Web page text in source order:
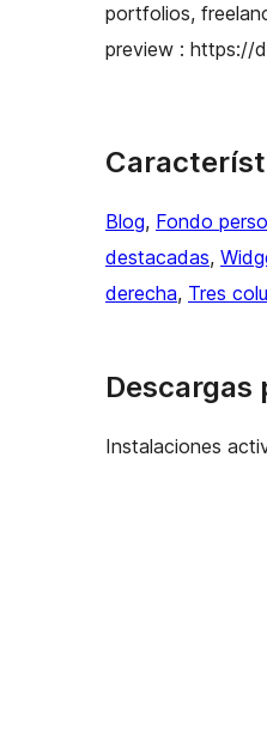
portfolios,
preview : https://
Blog, Fondo
destacadas,
derecha, Tres
Descargas
Instalaciones